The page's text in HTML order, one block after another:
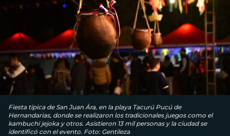
Fiesta típica de San Juan Ára, en la playa Tacurú Pucú de
Hernandarias, donde se realizaron los tradicionales juegos como el
kambuchi jejoka y otros. Asistieron 13 mil personas y la ciudad se
identificó con el evento. Foto: Gentileza